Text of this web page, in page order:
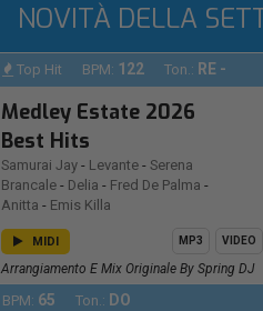
NOVITÀ DELLA
Top Hit BPM: 122 Ton.: RE -
Medley Estate 2026
Best Hits
Samurai Jay - Levante - Serena
Brancale - Delia - Fred De Palma -
Anitta - Emis Killa
MIDI MP3 VIDEO
Arrangiamento E Mix Originale By Spring DJ
BPM: 65 Ton.: DO